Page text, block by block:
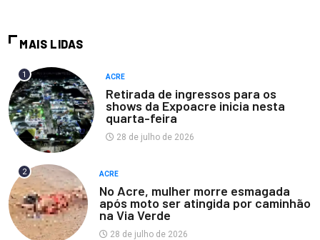
MAIS LIDAS
1 ACRE
Retirada de ingressos para os
shows da Expoacre inicia nesta
quarta-feira
28 de julho de 2026
2 ACRE
No Acre, mulher morre esmagada
após moto ser atingida por caminhão
na Via Verde
28 de julho de 2026